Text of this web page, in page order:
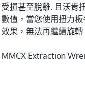
受損甚至脫離. 且沃肯
數值，當您使用扭力
效果，無法再繼續旋
MMCX Extraction